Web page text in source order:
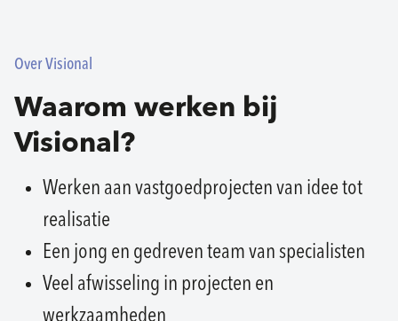
Over Visional
Waarom werken bij
Visional?
Werken aan vastgoedprojecten van idee tot
realisatie
Een jong en gedreven team van specialisten
Veel afwisseling in projecten en
werkzaamheden